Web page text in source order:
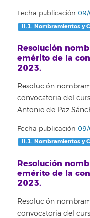
Fecha publicación
II.1. Nombramientos y
Resolución
emérito de la
2023.
Resolución
convocatoria del
Antonio de Paz
Fecha publicación
II.1. Nombramientos y
Resolución
emérito de la
2023.
Resolución
convocatoria del